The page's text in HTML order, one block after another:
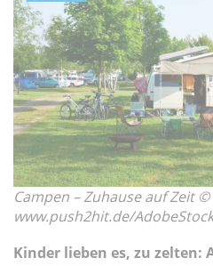
Campen – Zuhause auf Zeit ©
www.push2hit.de/AdobeStock
Kinder lieben es, zu zelten: